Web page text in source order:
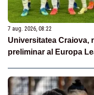
7 aug. 2026, 08:22
Universitatea Craiova,
preliminar al Europa